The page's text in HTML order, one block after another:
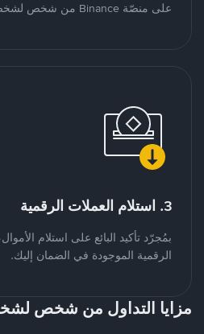
على منصّة Binance من شخص لشخص.
3. استلام العملات الرقمية
بمُجرّد تأكيد البائع على استلام
الرقمية الموجودة في الضمان إليك.
مزايا التداول من شخص